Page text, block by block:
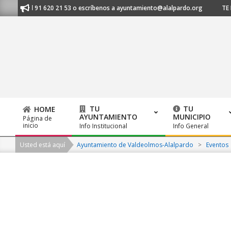
to
al 91 620 21 53 o escríbenos a ayuntamiento@alalpardo.org TE
Primary
Navigation
Menu
HOME
Página de
inicio
TU
AYUNTAMIENTO
Info Institucional
TU
MUNICIPIO
Info General
Usted está aquí Ayuntamiento de Valdeolmos-Alalpardo > Eventos